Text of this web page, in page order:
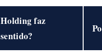
Holding faz
sentido?